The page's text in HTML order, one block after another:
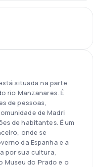
situada na parte
rio Manzanares. É
de pessoas,
de Madri
de habitantes. É um
onde se
da Espanha e a
por sua cultura,
do Prado e o